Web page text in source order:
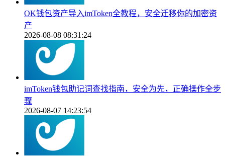
OK钱包资产导入imToken全教程，安全迁移你的加密资
产
2026-08-08 08:31:24
imToken钱包助记词查找指南，安全为先，正确操作全步
骤
2026-08-07 14:23:54